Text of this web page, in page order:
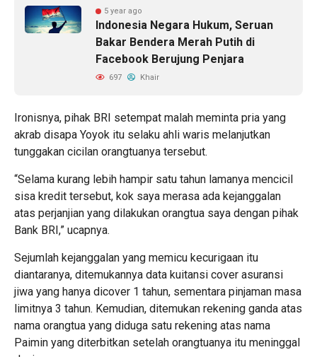
5 year ago
Indonesia Negara Hukum, Seruan
Bakar Bendera Merah Putih di
Facebook Berujung Penjara
697 Khair
Ironisnya, pihak BRI setempat malah meminta pria yang
akrab disapa Yoyok itu selaku ahli waris melanjutkan
tunggakan cicilan orangtuanya tersebut.
“Selama kurang lebih hampir satu tahun lamanya mencicil
sisa kredit tersebut, kok saya merasa ada kejanggalan
atas perjanjian yang dilakukan orangtua saya dengan pihak
Bank BRI,” ucapnya.
Sejumlah kejanggalan yang memicu kecurigaan itu
diantaranya, ditemukannya data kuitansi cover asuransi
jiwa yang hanya dicover 1 tahun, sementara pinjaman masa
limitnya 3 tahun. Kemudian, ditemukan rekening ganda atas
nama orangtua yang diduga satu rekening atas nama
Paimin yang diterbitkan setelah orangtuanya itu meninggal